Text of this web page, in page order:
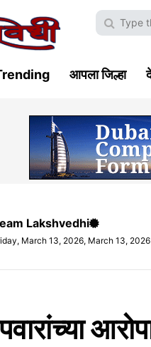
आपला जिल्हा
Lakshvedhi
March 13, 2026, March 13, 2026